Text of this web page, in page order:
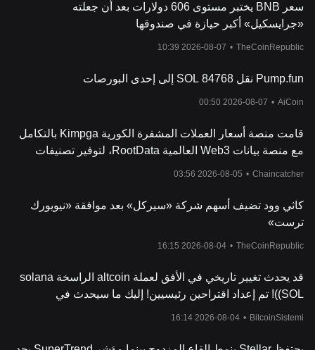
سعر BNB يختبر مستوى 606 دولارات بعد أن جعلته
«جرايسكيل» أكبر حيازة في صندوقها
TheCoinRepublic
•
2026-08-07 10:39
Pump.fun نقل 84768 SOL إلى إحدى البورصات
AiCoin
•
2026-08-07 00:50
قامت منصة أسعار العملات المشفرة الكورية Kimpga بالتكامل
مع منصة بيانات Web3 العالمية RootData، لتوفير تصنيفات
Chaincatcher
•
2026-08-05 03:56
كاثي وود تضيف أسهم شركة «سيركل» بعد موافقة «نيويورك
ترست»
TheCoinRepublic
•
2026-08-04 16:15
قد يحدث تغيير تاريخي في الأفق لعملة altcoin الراسخة solana
(SOL)! تم إعداد اقتراحين رئيسيين! إليك ما سيحدث في
BitcoinSistemi
•
2026-08-04 16:14